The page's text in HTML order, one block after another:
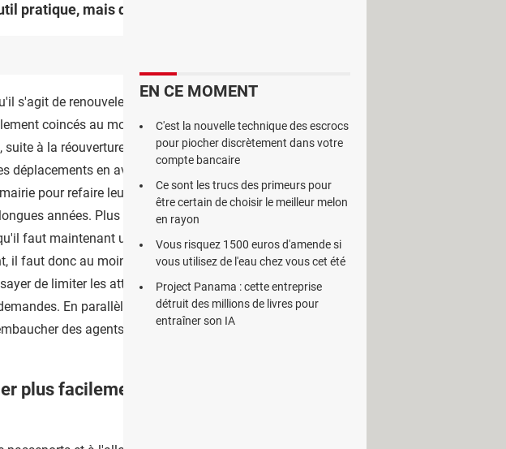
pratique, mais qui ne résout pas le problème...
s'agit de renouveler une carte d'identité ou un passeport !
coincés au moment de partir envoyage. De fait, les
à la réouverture des frontières nationales après la
en avion au maximum pour essayer de
pour refaire leur passeport ou leur carte d'identité afin
années. Plus de 7 millions de citoyens ont déposé
faut maintenant une cinquantaine de jours d'attente pour
il faut donc au moins s'y prendre deux mois et demi à
de limiter les attentes et les dégâts, l’État vient de
En parallèle, le Gouvernement a
des agents et à
doter les mairies de nouveaux
plus facilement carte d'identité et
EN CE MOMENT
C'est la nouvelle technique des escrocs
pour piocher discrètement dans votre
compte bancaire
Ce sont les trucs des primeurs pour
être certain de choisir le meilleur melon
en rayon
Vous risquez 1500 euros d'amende si
vous utilisez de l'eau chez vous cet été
Project Panama : cette entreprise
détruit des millions de livres pour
entraîner son IA